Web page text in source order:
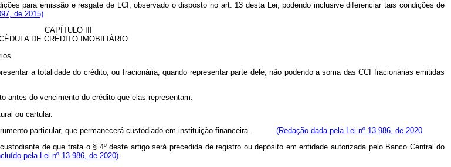
para emissão e resgate de LCI, observado o disposto no art. 13 desta Lei, podendo inclusive diferenciar tais condições de
de 2015)
CAPÍTULO III
DE CRÉDITO IMOBILIÁRIO
a totalidade do crédito, ou fracionária, quando representar parte dele, não podendo a soma das CCI fracionárias emitidas
antes do vencimento do crédito que elas representam.
ou cartular.
particular, que permanecerá custodiado em instituição financeira.
(Redação dada pela Lei nº 13.986, de 2020
de que trata o § 4º deste artigo será precedida de registro ou depósito em entidade autorizada pelo Banco Central do
pela Lei nº 13.986, de 2020).